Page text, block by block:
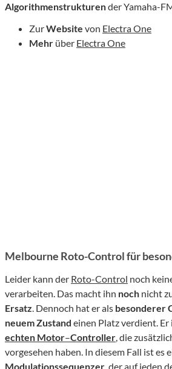
Algorithmenstrukturender Yamaha-
ZurWebsite von Electra One
Mehr über Electra One
Melbourne Roto-Control für
Leider kann der Roto-Control noch
verarbeiten. Das macht ihn noch nicht
Ersatz. Dennoch hat er als besonderer
neuemZustand einen Platz verdient.
echten Motor–Controller, die
vorgesehen haben. In diesem Fall ist es
Modulationssequenzer , der auf jeden